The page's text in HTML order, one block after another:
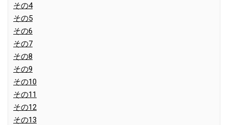
その4
その5
その6
その7
その8
その9
その10
その11
その12
その13